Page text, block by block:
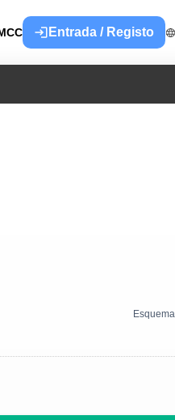
Entrada / Registo
Esquema